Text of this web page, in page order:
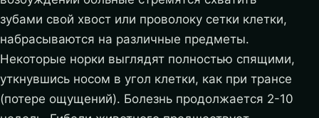
зубами свой хвост или проволоку сетки клетки,
набрасываются на различные предметы.
Некоторые норки выглядят полностью спящими,
уткнувшись носом в угол клетки, как при трансе
(потере ощущений). Болезнь продолжается 2-10